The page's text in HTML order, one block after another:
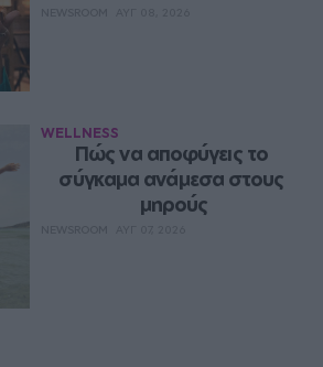
WELLNESS
Πώς να αποφύγεις το
σύγκαμα ανάμεσα στους
μηρούς